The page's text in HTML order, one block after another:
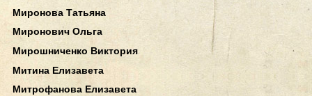
Миронова Татьяна
Миронович Ольга
Мирошниченко Виктория
Митина Елизавета
Митрофанова Елизавета